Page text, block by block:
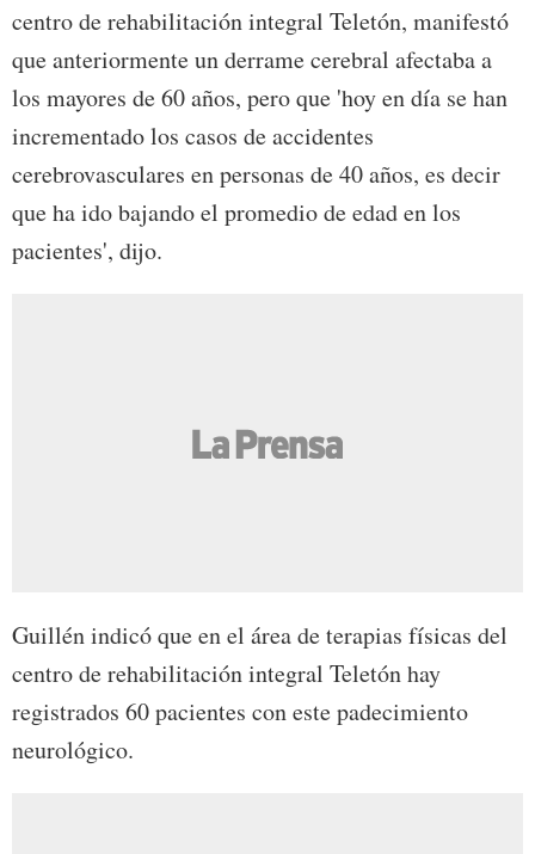
centro de rehabilitación integral Teletón, manifestó
que anteriormente un derrame cerebral afectaba a
los mayores de 60 años, pero que 'hoy en día se han
incrementado los casos de accidentes
cerebrovasculares en personas de 40 años, es decir
que ha ido bajando el promedio de edad en los
pacientes', dijo.
Guillén indicó que en el área de terapias físicas del
centro de rehabilitación integral Teletón hay
registrados 60 pacientes con este padecimiento
neurológico.